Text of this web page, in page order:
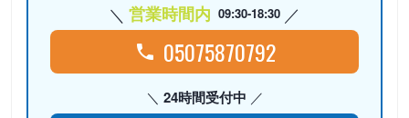
営業時間内 09:30-18:30
05075870792
24時間受付中